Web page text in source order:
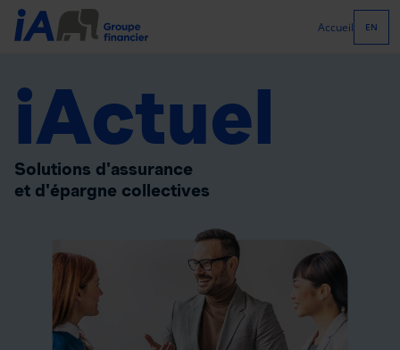
Accueil EN
iActuel
Solutions d'assurance
et d'épargne collectives